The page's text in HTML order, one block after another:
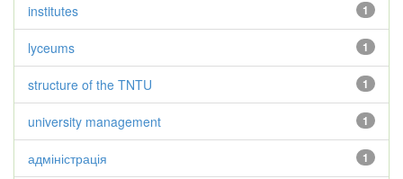
1
institutes
1
lyceums
1
structure of the TNTU
1
university management
1
адміністрація